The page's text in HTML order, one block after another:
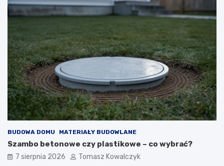
BUDOWA DOMU MATERIAŁY BUDOWLANE
Szambo betonowe czy plastikowe – co wybrać?
7 sierpnia 2026 Tomasz Kowalczyk